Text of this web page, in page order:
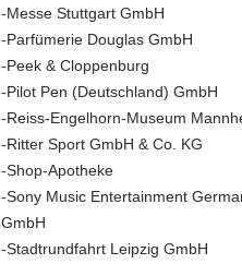
-Messe Stuttgart GmbH
-Parfümerie Douglas GmbH
-Peek & Cloppenburg
-Pilot Pen (Deutschland) GmbH
-Reiss-Engelhorn-Museum
-Ritter Sport GmbH & Co. KG
-Shop-Apotheke
-Sony Music Entertainment
GmbH
-Stadtrundfahrt Leipzig GmbH